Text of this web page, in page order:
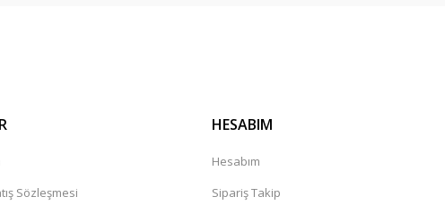
Sözleşmesi
HESABIM
Hesabım
Sipariş Takip